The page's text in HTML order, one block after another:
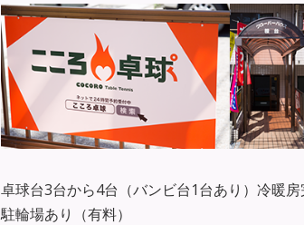
卓球台3台から4台（バンビ台1台あり）冷暖
駐輪場あり（有料）